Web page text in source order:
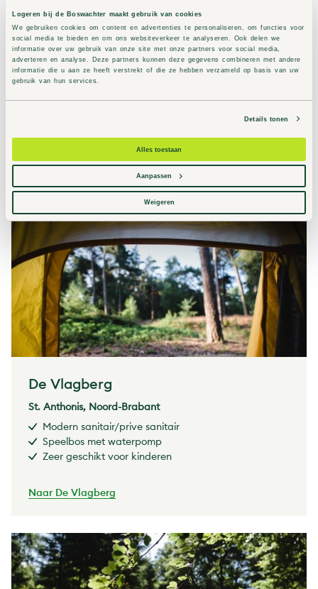
Logeren bij de Boswachter maakt gebruik van cookies
We gebruiken cookies om content en advertenties te personaliseren, om functies voor
social media te bieden en om ons websiteverkeer te analyseren. Ook delen we
informatie over uw gebruik van onze site met onze partners voor social media,
adverteren en analyse. Deze partners kunnen deze gegevens combineren met andere
informatie die u aan ze heeft verstrekt of die ze hebben verzameld op basis van uw
gebruik van hun services.
Details tonen
Alles toestaan
Aanpassen
Weigeren
De Dasselaar
Vlakbij de Oostvaardersplassen
De Vlagberg
St. Anthonis, Noord-Brabant
Modern sanitair/prive sanitair
Speelbos met waterpomp
Zeer geschikt voor kinderen
Naar De Vlagberg